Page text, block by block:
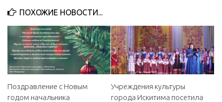
ПОХОЖИЕ НОВОСТИ...
Поздравление с Новым
годом начальника
Учреждения культуры
города Искитима посетила